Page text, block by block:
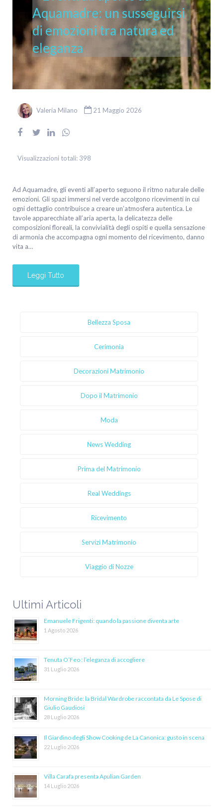
Aquamadre: un susseguirsi
di emozioni tra natura ed
eleganza
Valeria Milano 21 Maggio 2026
Visualizzazioni totali: 398
Ad Aquamadre, gli eventi all’aperto seguono il ritmo naturale delle
emozioni. Gli spazi immersi nel verde accolgono ricevimenti in cui
ogni dettaglio contribuisce a creare un’atmosfera autentica. Le
tavole apparecchiate all’aria aperta, la delicatezza delle
composizioni floreali, la convivialità degli ospiti e quella sensazione
di armonia che accompagna ogni momento del ricevimento, danno
vita a…
Leggi Tutto
Bellezza Sposa
Cerimonia
Decorazioni Matrimonio
Dopo il Matrimonio
Moda
News Wedding
Prima del Matrimonio
Real Weddings
Ricevimento
Servizi Matrimonio
Viaggio di Nozze
Ultimi Articoli
Emanuele Frigenti: quando la passione diventa arte
1 Agosto 2026
Tenuta O’Feo : l’eleganza di accogliere
31 Luglio 2026
Morning Bride: la Bridal Wardrobe raccontata da Le Spose di
Giulio Gaudiosi
28 Luglio 2026
Il Giardino degli Show Cooking de La Canonica: gusto in scena
22 Luglio 2026
Villa Carafa presenta Apulian Garden
14 Luglio 2026